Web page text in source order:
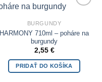
BURGUNDY
HARMONY 710ml – poháre na
burgundy
2,55 €
PRIDAŤ DO KOŠÍKA